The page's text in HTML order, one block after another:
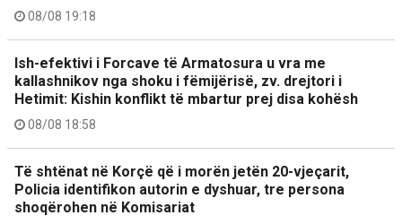
08/08 19:18
Ish-efektivi i Forcave të Armatosura u vra me
kallashnikov nga shoku i fëmijërisë, zv. drejtori i
Hetimit: Kishin konflikt të mbartur prej disa kohësh
08/08 18:58
Të shtënat në Korçë që i morën jetën 20-vjeçarit,
Policia identifikon autorin e dyshuar, tre persona
shoqërohen në Komisariat